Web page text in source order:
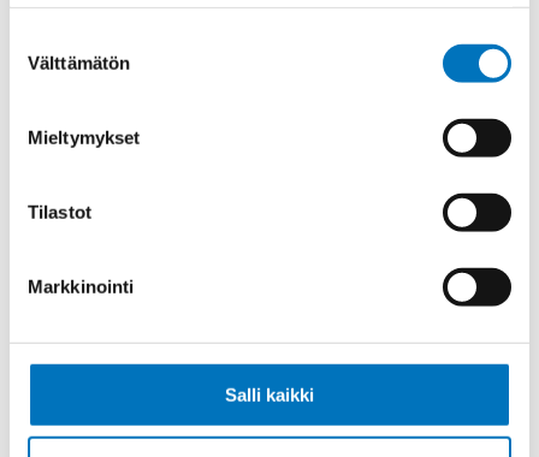
valinta
Välttämätön
Mieltymykset
Tilastot
Markkinointi
Salli kaikki
Ohjauskaapeli SEMOFLEX E 12X0,5